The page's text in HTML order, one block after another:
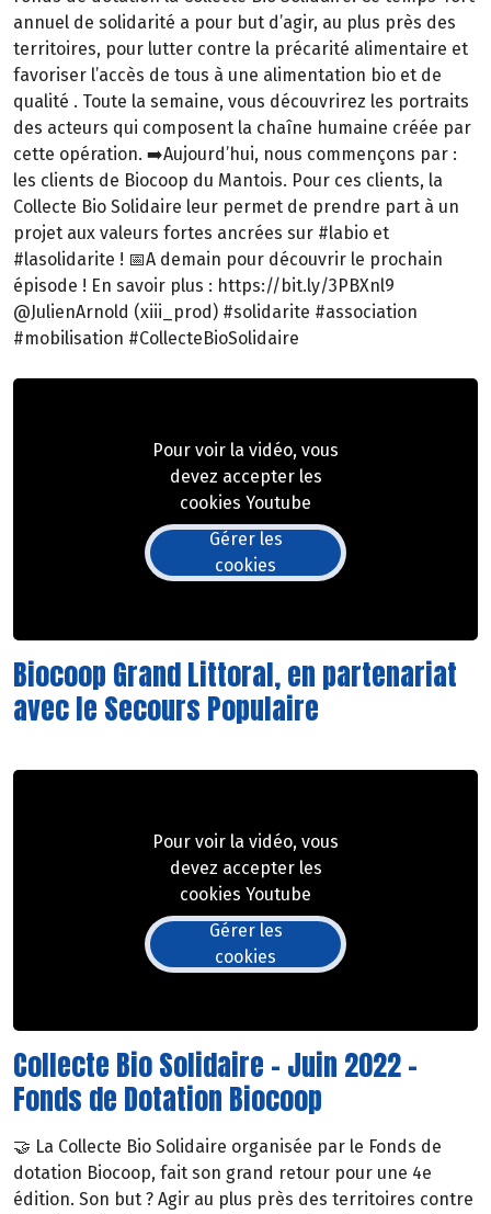
annuel de solidarité a pour but d’agir, au plus près des
territoires, pour lutter contre la précarité alimentaire et
favoriser l’accès de tous à une alimentation bio et de
qualité . Toute la semaine, vous découvrirez les portraits
des acteurs qui composent la chaîne humaine créée par
cette opération. ➡️Aujourd’hui, nous commençons par :
les clients de Biocoop du Mantois. Pour ces clients, la
Collecte Bio Solidaire leur permet de prendre part à un
projet aux valeurs fortes ancrées sur #labio et
#lasolidarite ! 📅A demain pour découvrir le prochain
épisode ! En savoir plus : https://bit.ly/3PBXnl9
@JulienArnold (xiii_prod) #solidarite #association
#mobilisation #CollecteBioSolidaire
Pour voir la vidéo, vous
devez accepter les
cookies Youtube
Gérer les
cookies
Biocoop Grand Littoral, en partenariat
avec le Secours Populaire
Pour voir la vidéo, vous
devez accepter les
cookies Youtube
Gérer les
cookies
Collecte Bio Solidaire - Juin 2022 -
Fonds de Dotation Biocoop
🤝 La Collecte Bio Solidaire organisée par le Fonds de
dotation Biocoop, fait son grand retour pour une 4e
édition. Son but ? Agir au plus près des territoires contre